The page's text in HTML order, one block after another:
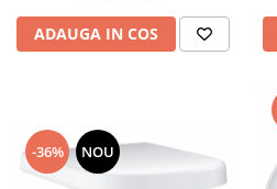
ADAUGA IN COS
-36% NOU